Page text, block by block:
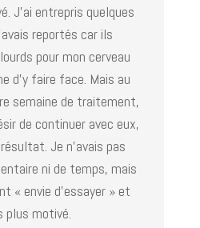
J’ai entrepris quelques
reportés car ils
pour mon cerveau
d’y faire face. Mais au
semaine de traitement,
de continuer avec eux,
Je n’avais pas
ni de temps, mais
« envie d’essayer » et
plus motivé.